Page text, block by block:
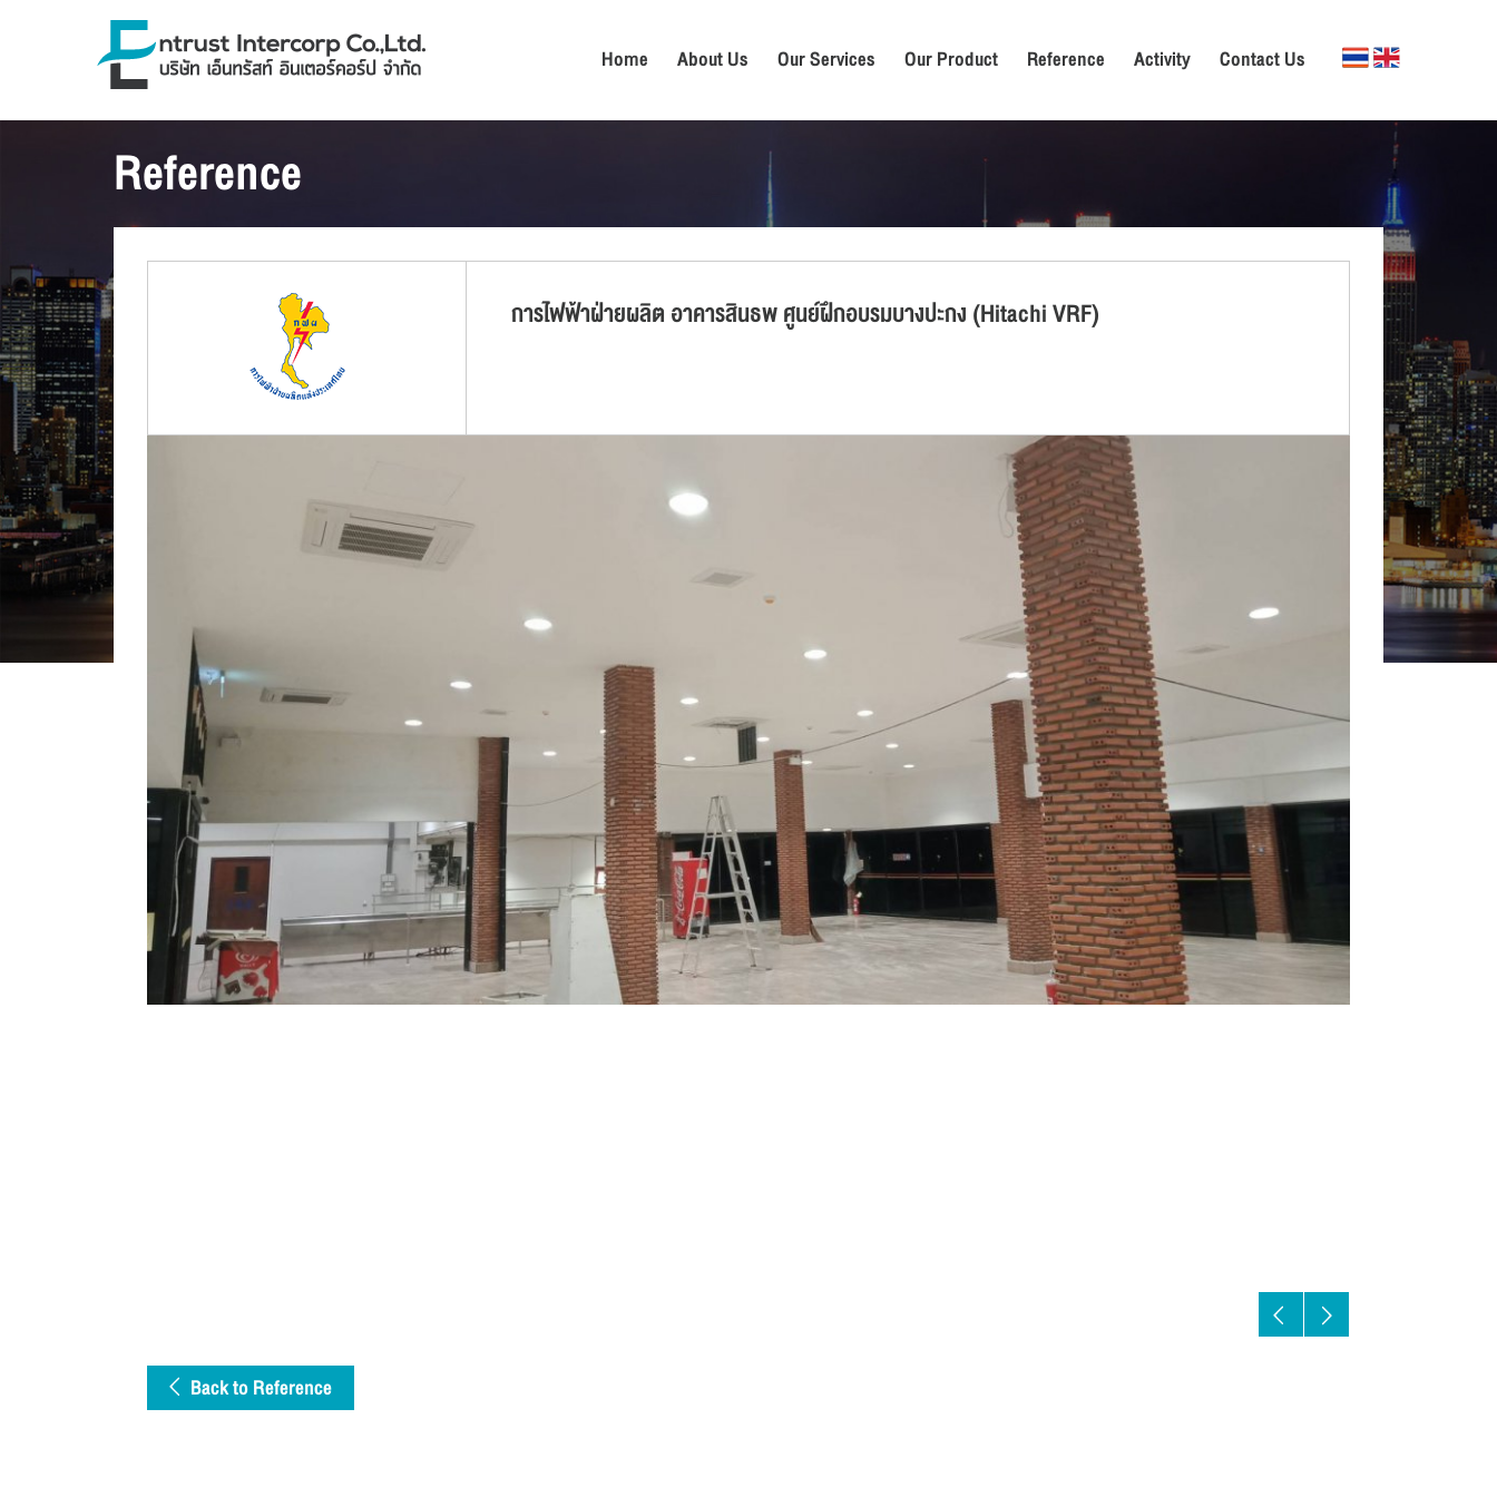
Home About Us Our Services Our Product Reference Activity Contact Us
Reference
การไฟฟ้าฝ่ายผลิต อาคารสินธพ ศูนย์ฝึกอบรมบางปะกง (Hitachi VRF)
Back to Reference